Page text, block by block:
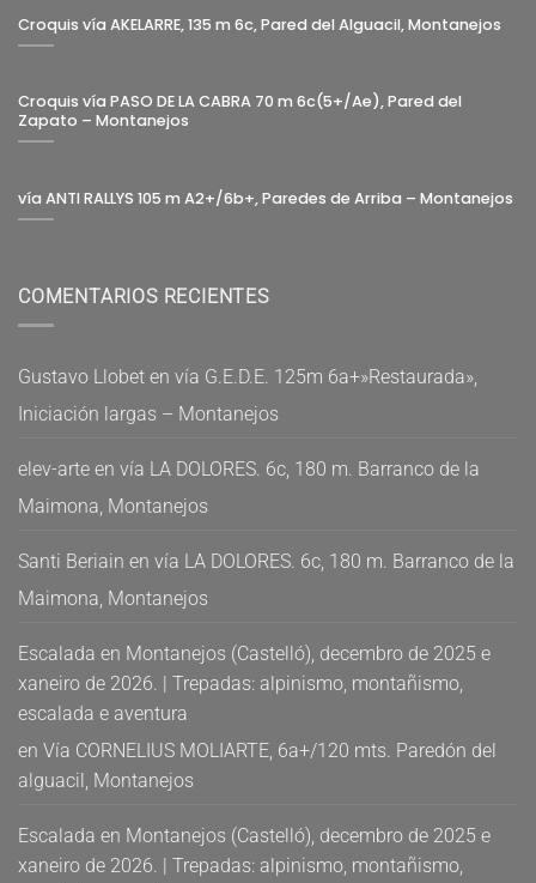
Croquis vía AKELARRE, 135 m 6c, Pared del Alguacil, Montanejos
Croquis vía PASO DE LA CABRA 70 m 6c(5+/Ae), Pared del
Zapato – Montanejos
vía ANTI RALLYS 105 m A2+/6b+, Paredes de Arriba – Montanejos
COMENTARIOS RECIENTES
Gustavo Llobet en vía G.E.D.E. 125m 6a+»Restaurada»,
Iniciación largas – Montanejos
elev-arte en vía LA DOLORES. 6c, 180 m. Barranco de la
Maimona, Montanejos
Santi Beriain en vía LA DOLORES. 6c, 180 m. Barranco de la
Maimona, Montanejos
Escalada en Montanejos (Castelló), decembro de 2025 e
xaneiro de 2026. | Trepadas: alpinismo, montañismo,
escalada e aventura
en Vía CORNELIUS MOLIARTE, 6a+/120 mts. Paredón del
alguacil, Montanejos
Escalada en Montanejos (Castelló), decembro de 2025 e
xaneiro de 2026. | Trepadas: alpinismo, montañismo,